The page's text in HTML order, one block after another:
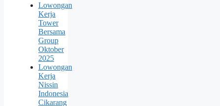
Lowongan
Kerja
Tower
Bersama
Group
Oktober
2025
Lowongan
Kerja
Nissin
Indonesia
Cikarang